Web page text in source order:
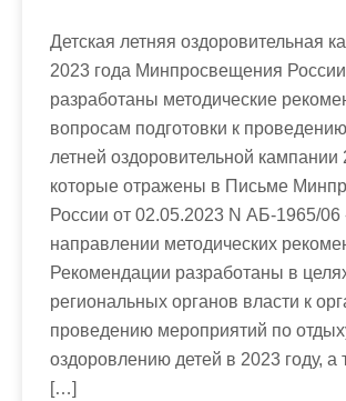
Детская летняя оздоровительная
2023 года Минпросвещения России
разработаны методические
вопросам подготовки к
летней оздоровительной кампании
которые отражены в Письме
России от 02.05.2023 N АБ-1965/
направлении методических
Рекомендации разработаны в
региональных органов власти к
проведению мероприятий по
оздоровлению детей в 2023 году, а
[…]